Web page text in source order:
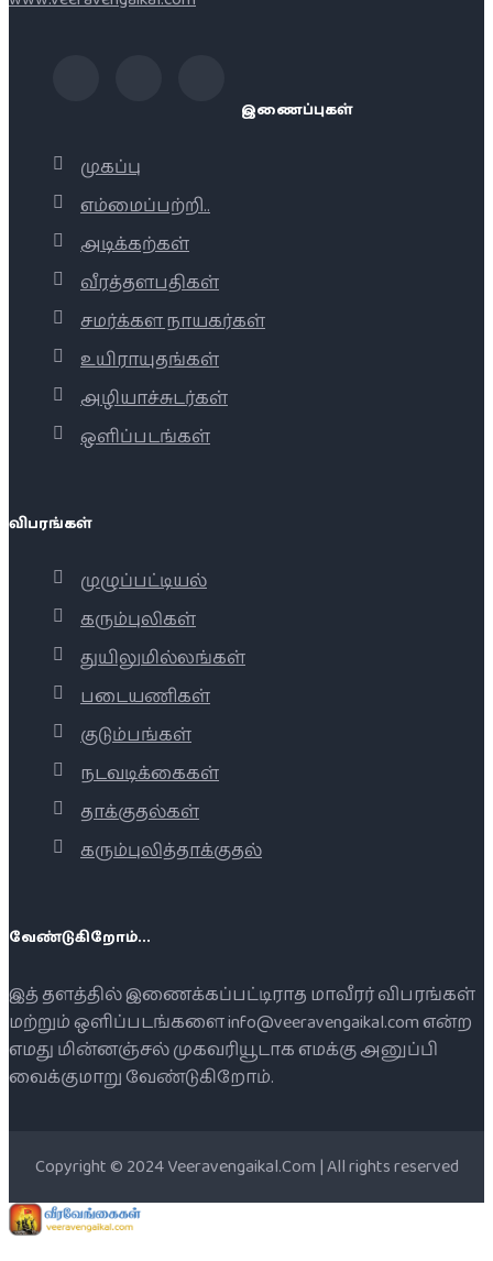
இணைப்புகள்
முகப்பு
எம்மைப்பற்றி..
அடிக்கற்கள்
வீரத்தளபதிகள்
சமர்க்கள நாயகர்கள்
உயிராயுதங்கள்
அழியாச்சுடர்கள்
ஒளிப்படங்கள்
விபரங்கள்
முழுப்பட்டியல்
கரும்புலிகள்
துயிலுமில்லங்கள்
படையணிகள்
குடும்பங்கள்
நடவடிக்கைகள்
தாக்குதல்கள்
கரும்புலித்தாக்குதல்
வேண்டுகிறோம்...
இத் தளத்தில் இணைக்கப்பட்டிராத மாவீரர் விபரங்கள்
மற்றும் ஒளிப்படங்களை info@veeravengaikal.com என்ற
எமது மின்னஞ்சல் முகவரியூடாக எமக்கு அனுப்பி
வைக்குமாறு வேண்டுகிறோம்.
Copyright © 2024 Veeravengaikal.Com | All rights reserved